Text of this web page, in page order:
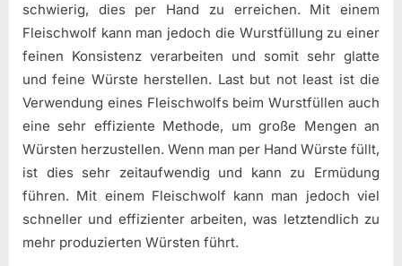
schwierig, dies per Hand zu erreichen. Mit einem
Fleischwolf kann man jedoch die Wurstfüllung zu einer
feinen Konsistenz verarbeiten und somit sehr glatte
und feine Würste herstellen. Last but not least ist die
Verwendung eines Fleischwolfs beim Wurstfüllen auch
eine sehr effiziente Methode, um große Mengen an
Würsten herzustellen. Wenn man per Hand Würste füllt,
ist dies sehr zeitaufwendig und kann zu Ermüdung
führen. Mit einem Fleischwolf kann man jedoch viel
schneller und effizienter arbeiten, was letztendlich zu
mehr produzierten Würsten führt.